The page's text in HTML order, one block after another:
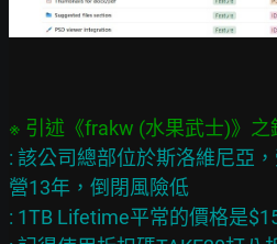
: 該公司總部位於斯洛維尼亞
營13年，倒閉風險低
: 1TB Lifetime平常的價格是